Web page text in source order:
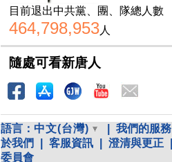
目前退出中共黨、團、隊總人數
464,798,953人
隨處可看新唐人
語言： 中文(台灣) 我們的服務
於我們
客服資訊 澄清與更正
委員會